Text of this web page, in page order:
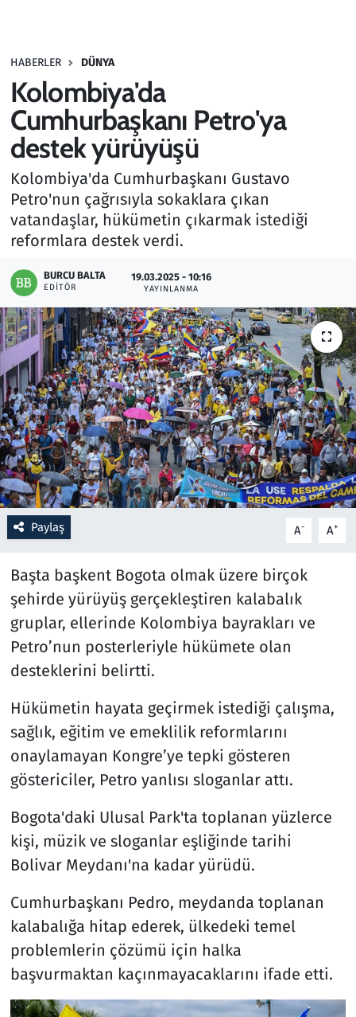
HABERLER DÜNYA
Kolombiya'da
Cumhurbaşkanı Petro'ya
destek yürüyüşü
Kolombiya'da Cumhurbaşkanı Gustavo
Petro'nun çağrısıyla sokaklara çıkan
vatandaşlar, hükümetin çıkarmak istediği
reformlara destek verdi.
BURCU BALTA
EDITÖR
19.03.2025 - 10:16
YAYINLANMA
Paylaş A- A+
Başta başkent Bogota olmak üzere birçok
şehirde yürüyüş gerçekleştiren kalabalık
gruplar, ellerinde Kolombiya bayrakları ve
Petro’nun posterleriyle hükümete olan
desteklerini belirtti.
Hükümetin hayata geçirmek istediği çalışma,
sağlık, eğitim ve emeklilik reformlarını
onaylamayan Kongre’ye tepki gösteren
göstericiler, Petro yanlısı sloganlar attı.
Bogota'daki Ulusal Park'ta toplanan yüzlerce
kişi, müzik ve sloganlar eşliğinde tarihi
Bolivar Meydanı'na kadar yürüdü.
Cumhurbaşkanı Pedro, meydanda toplanan
kalabalığa hitap ederek, ülkedeki temel
problemlerin çözümü için halka
başvurmaktan kaçınmayacaklarını ifade etti.
Haber
Kültür Sanat
Kurumsal Haberler
Lezzet Durağı
Memur ve Kamu
Otomobil
Oyun
Ramazan
Resmi İlanlar
Rüya Tabirleri
Sağlık
Savunma Sanayi
Spor
Teknoloji ve Bilim
Televizyon